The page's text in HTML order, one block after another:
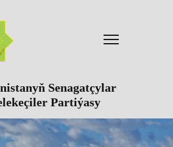
Senagatçylar
Partiýasy